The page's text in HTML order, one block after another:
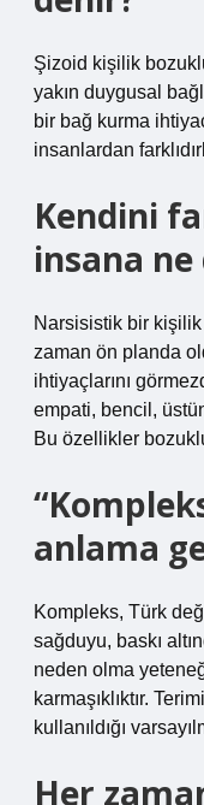
Şizoid kişilik
yakın duygusal
bir bağ kurma
insanlardan
Kendini
insana ne
Narsisistik bir
zaman ön planda
ihtiyaçlarını
empati, bencil,
Bu özellikler
anlama
Kompleks, Türk
sağduyu, baskı
neden olma
karmaşıklıktır.
kullanıldığı
Her